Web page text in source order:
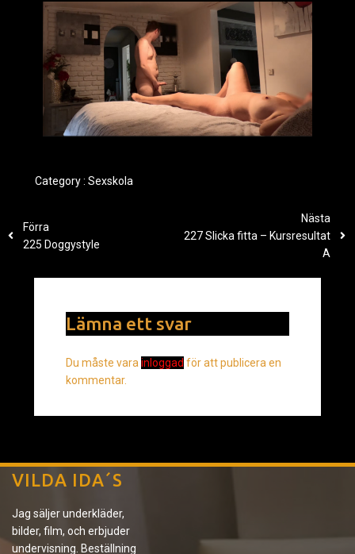
Category : Sexskola
Förra
225 Doggystyle
Nästa
227 Slicka fitta – Kursresultat
A
Lämna ett svar
Du måste varainloggad för att publicera en
kommentar.
VILDA IDA´S
Jag säljer underkläder,
bilder, film, och erbjuder
undervisning. Beställning